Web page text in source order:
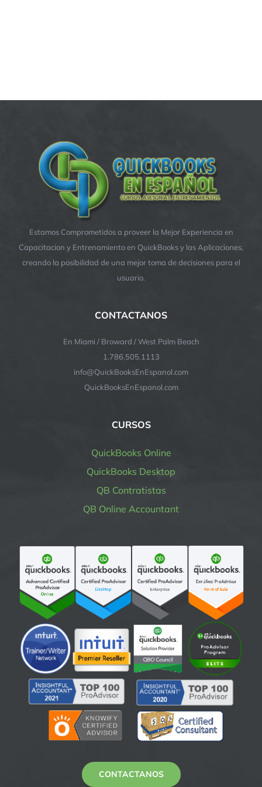
Estamos Comprometidos a proveer la Mejor Experiencia en
Capacitacion y Entrenamiento en QuickBooks y las Aplicaciones,
creando la posibilidad de una mejor toma de decisiones para el
usuario.
CONTACTANOS
En Miami / Broward / West Palm Beach
1.786.505.1113
info@QuickBooksEnEspanol.com
QuickBooksEnEspanol.com
CURSOS
QuickBooks Online
QuickBooks Desktop
QB Contratistas
QB Online Accountant
CONTACTANOS